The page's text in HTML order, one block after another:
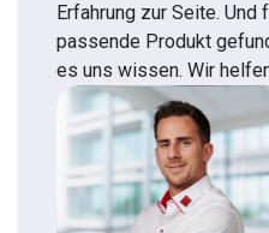
Erfahrung zur Seite.
passende Produkt
es uns wissen. Wir